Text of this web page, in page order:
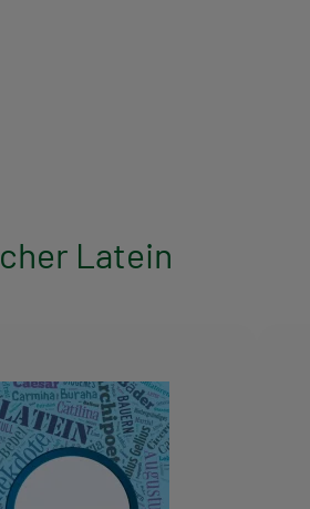
Latein